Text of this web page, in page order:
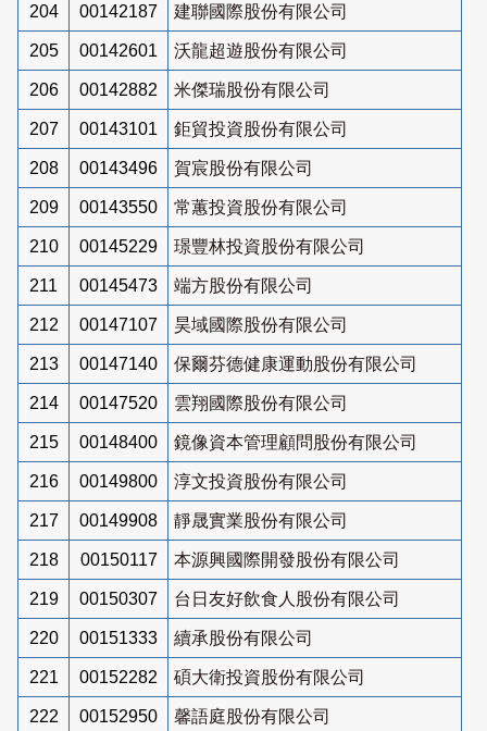
204 00142187 建聯國際股份有限公司
205 00142601 沃龍超遊股份有限公司
206 00142882 米傑瑞股份有限公司
207 00143101 鉅貿投資股份有限公司
208 00143496 賀宸股份有限公司
209 00143550 常蕙投資股份有限公司
210 00145229 璟豐林投資股份有限公司
211 00145473 端方股份有限公司
212 00147107 昊域國際股份有限公司
213 00147140 保爾芬德健康運動股份有限公司
214 00147520 雲翔國際股份有限公司
215 00148400 鏡像資本管理顧問股份有限公司
216 00149800 淳文投資股份有限公司
217 00149908 靜晟實業股份有限公司
218 00150117 本源興國際開發股份有限公司
219 00150307 台日友好飲食人股份有限公司
220 00151333 續承股份有限公司
221 00152282 碩大衛投資股份有限公司
222 00152950 馨語庭股份有限公司